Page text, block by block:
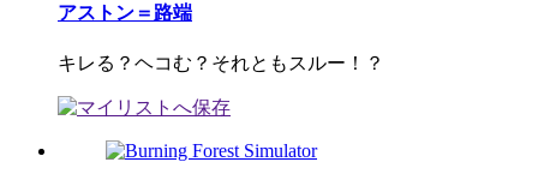
アストン＝路端
キレる？ヘコむ？それともスルー！？